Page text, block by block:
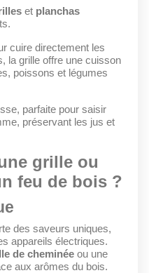
et planchas
cuire directement les
la grille offre une cuisson
poissons et légumes
parfaite pour saisir
préservant les jus et
grille ou
feu de bois ?
des saveurs uniques,
appareils électriques.
de cheminée ou une
aux arômes du bois.